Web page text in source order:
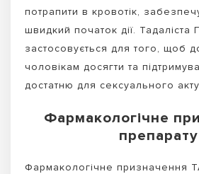
потрапити в кровотік,
швидкий початок дії. Тадаліста
застосовується для того, щоб
чоловікам досягти та
достатню для сексуального
Фармакологічне
препарату
Фармакологічне призначення